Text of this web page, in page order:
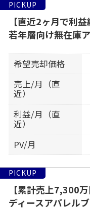
PICKUP
【直近2ヶ月で利
若年層向け無在庫
希望売却価格
売上/月（直
近）
利益/月（直
近）
PV/月
PICKUP
【累計売上7,300
ディースアパレル